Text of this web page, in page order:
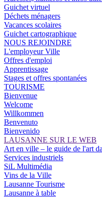
Guichet virtuel
Déchets ménagers
Vacances scolaires
Guichet cartographique
NOUS REJOINDRE
L'employeur Ville
Offres d'emploi
Apprentissage
Stages et offres spontanées
TOURISME
Bienvenue
Welcome
Willkommen
Benvenuto
Bienvenido
LAUSANNE SUR LE WEB
Art en ville – le guide de l'art
Services industriels
SiL Multimédia
Vins de la Ville
Lausanne Tourisme
Lausanne à table